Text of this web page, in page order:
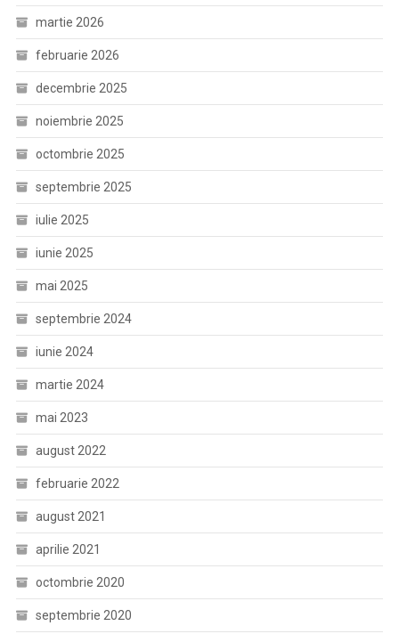
martie 2026
februarie 2026
decembrie 2025
noiembrie 2025
octombrie 2025
septembrie 2025
iulie 2025
iunie 2025
mai 2025
septembrie 2024
iunie 2024
martie 2024
mai 2023
august 2022
februarie 2022
august 2021
aprilie 2021
octombrie 2020
septembrie 2020